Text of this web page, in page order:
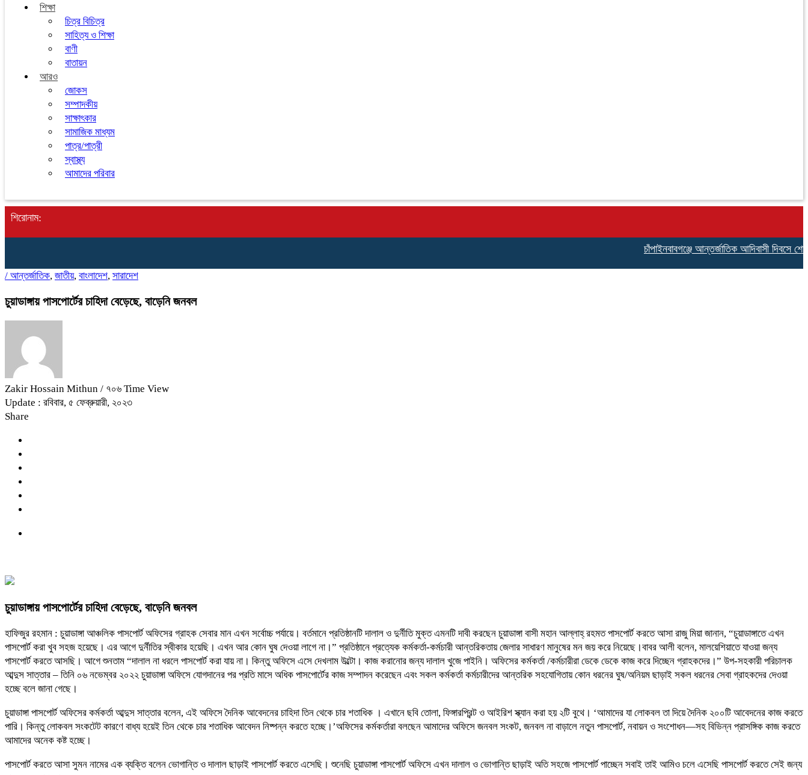
শিক্ষা
চিত্র বিচিত্র
সাহিত্য ও শিক্ষা
বাণী
বাতায়ন
আরও
জোকস
সম্পাদকীয়
সাক্ষাৎকার
সামাজিক মাধ্যম
পাত্র/পাত্রী
স্বাস্থ্য
আমাদের পরিবার
শিরোনাম:
চাঁপাইনবাবগঞ্জে আন্তর্জাতিক আদিবাসী দিবসে
/ আন্তর্জাতিক, জাতীয়, বাংলাদেশ, সারাদেশ
চুয়াডাঙ্গায় পাসপোর্টের চাহিদা বেড়েছে, বাড়েনি জনবল
Zakir Hossain Mithun / ৭০৬ Time View
Update : রবিবার, ৫ ফেব্রুয়ারী, ২০২৩
Share
চুয়াডাঙ্গায় পাসপোর্টের চাহিদা বেড়েছে, বাড়েনি জনবল
হাফিজুর রহমান : চুয়াডাঙ্গা আঞ্চলিক পাসপোর্ট অফিসের গ্রাহক সেবার মান এখন সর্বোচ্চ পর্যায়ে। বর্তমানে প্রতিষ্ঠানটি দালাল ও দুর্নীতি মুক্ত এমনটি দাবী করছেন চুয়াডাঙ্গা বাসী মহান আল্লাহ্ রহমত পাসপোর্ট করতে আসা রাজু মিয়া জানান, “চুয়াডাঙ্গাতে এখন
পাসপোর্ট করা খুব সহজ হয়েছে। এর আগে দুর্নীতির স্বীকার হয়েছি। এখন আর কোন ঘুষ দেওয়া লাগে না।” প্রতিষ্ঠানে প্রত্যেক কর্মকর্তা-কর্মচারী আন্তরিকতায় জেলার সাধারণ মানুষের মন জয় করে নিয়েছে।বাবর আলী বলেন, মালয়েশিয়াতে যাওয়া জন্য
পাসপোর্ট করতে আসছি। আগে শুনতাম “দালাল না ধরলে পাসপোর্ট করা যায় না। কিন্তু অফিসে এসে দেখলাম উল্টো। কাজ করানোর জন্য দালাল খুজে পাইনি। অফিসের কর্মকর্তা /কর্মচারীরা ডেকে ডেকে কাজ করে দিচ্ছেন গ্রাহকদের।” উপ-সহকারী পরিচালক
আব্দুস সাত্তার – তিনি ০৬ নভেম্বর ২০২২ চুয়াডাঙ্গা অফিসে যোগদানের পর প্রতি মাসে অধিক পাসপোর্টের কাজ সম্পাদন করেছেন এবং সকল কর্মকর্তা কর্মচারীদের আন্তরিক সহযোগিতায় কোন ধরনের ঘুষ/অনিয়ম ছাড়াই সকল ধরনের সেবা গ্রাহকদের দেওয়া
হচ্ছে বলে জানা গেছে।
চুয়াডাঙ্গা পাসপোর্ট অফিসের কর্মকর্তা আব্দুস সাত্তার বলেন, এই অফিসে দৈনিক আবেদনের চাহিদা তিন থেকে চার শতাধিক । এখানে ছবি তোলা, ফিঙ্গারপ্রিন্ট ও আইরিশ স্ক্যান করা হয় ২টি বুথে। ‘আমাদের যা লোকবল তা দিয়ে দৈনিক ২০০টি আবেদনের কাজ করতে
পারি। কিন্তু লোকবল সংকটেট কারণে বাধ্য হয়েই তিন থেকে চার শতাধিক আবেদন নিষ্পন্ন করতে হচ্ছে।’অফিসের কর্মকর্তারা বলছেন আমাদের অফিসে জনবল সংকট, জনবল না বাড়ালে নতুন পাসপোর্ট, নবায়ন ও সংশোধন—সহ বিভিন্ন প্রাসঙ্গিক কাজ করতে
আমাদের অনেক কষ্ট হচ্ছে।
পাসপোর্ট করতে আসা সুমন নামের এক ব্যক্তি বলেন ভোগান্তি ও দালাল ছাড়াই পাসপোর্ট করতে এসেছি। শুনেছি চুয়াডাঙ্গা পাসপোর্ট অফিসে এখন দালাল ও ভোগান্তি ছাড়াই অতি সহজে পাসপোর্ট পাচ্ছেন সবাই তাই আমিও চলে এসেছি পাসপোর্ট করতে সেই জন্য